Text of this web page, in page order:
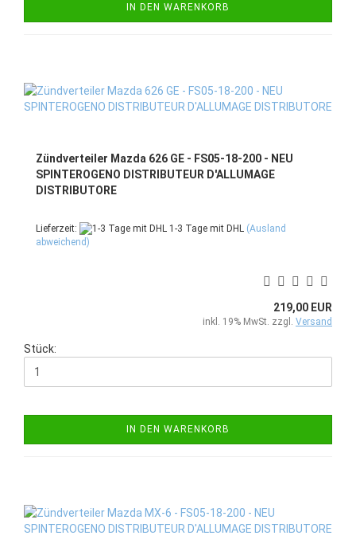
IN DEN WARENKORB
Zündverteiler Mazda 626 GE - FS05-18-200 - NEU
SPINTEROGENO DISTRIBUTEUR D'ALLUMAGE
DISTRIBUTORE
Lieferzeit: 1-3 Tage mit DHL (Ausland
abweichend)
219,00 EUR
inkl. 19% MwSt. zzgl. Versand
Stück:
IN DEN WARENKORB